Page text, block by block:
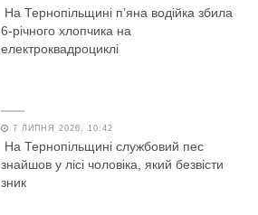
На Тернопільщині п’яна водійка збила
6-річного хлопчика на
електроквадроциклі
7 ЛИПНЯ 2026, 10:42
На Тернопільщині службовий пес
знайшов у лісі чоловіка, який безвісти
зник